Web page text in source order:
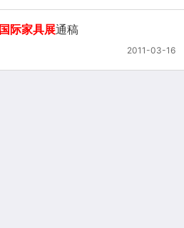
国际家具展通稿
2011-03-16